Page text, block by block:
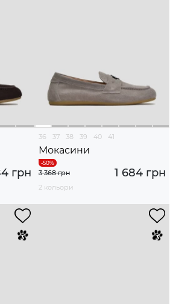
грн
36 37 38 39 40 41
Мокасини
1 684 грн
3 368 грн
2 кольори